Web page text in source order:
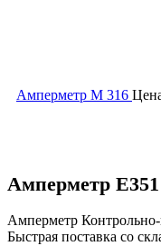
Амперметр М 316
Амперметр Е351
Амперметр
Быстрая поставка со